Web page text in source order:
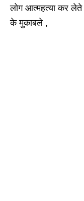
लोग आत्महत्या कर
के मुकाबले ,